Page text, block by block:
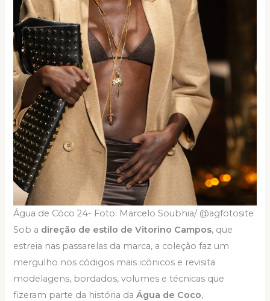
Água de Côco 24- Foto: Marcelo Soubhia/ @agfotosite
Sob a direção de estilo de Vitorino Campos, que
estreia nas passarelas da marca, a coleção faz um
mergulho nos códigos mais icônicos e revisita
modelagens, bordados, volumes e técnicas que
fizeram parte da história daÁgua de Coco,